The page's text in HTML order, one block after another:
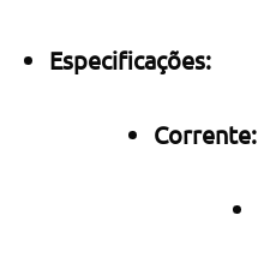
Especificações:
Corrente: